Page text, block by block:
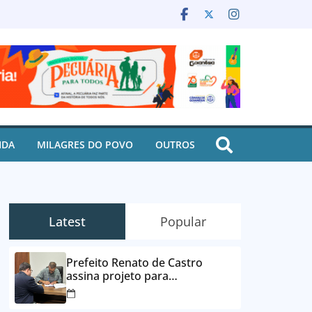
MILAGRES DO POVO OUTROS
Latest Popular
Prefeito Renato de Castro
assina projeto para
desbloqueio de contas e
parcelamento de dívidas em até